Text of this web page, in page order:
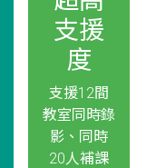
支援
度
支援12間
教室同時錄
影、同時
20人補課